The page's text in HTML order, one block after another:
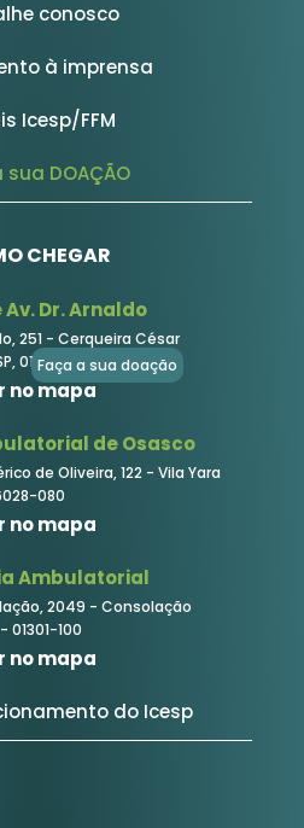
conosco
à imprensa
Icesp/FFM
sua DOAÇÃO
CHEGAR
Dr. Arnaldo
251 - Cerqueira César
01246-000
no mapa
de Osasco
de Oliveira, 122 - Vila Yara
080
no mapa
Ambulatorial
2049 - Consolação
01301-100
no mapa
do Icesp
Faça a sua doação